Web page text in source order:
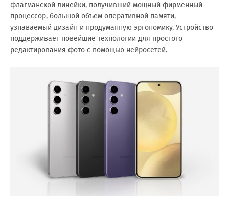
флагманской линейки, получивший мощный фирменный
процессор, большой объем оперативной памяти,
узнаваемый дизайн и продуманную эргономику. Устройство
поддерживает новейшие технологии для простого
редактирования фото с помощью нейросетей.